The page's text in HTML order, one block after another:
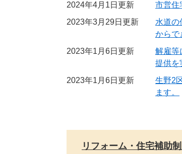
2024年4月1日更新
市営住
2023年3月29日更新
水道の
からで
2023年1月6日更新
解雇等
提供を
2023年1月6日更新
生野2
ます。
リフォーム・住宅補助